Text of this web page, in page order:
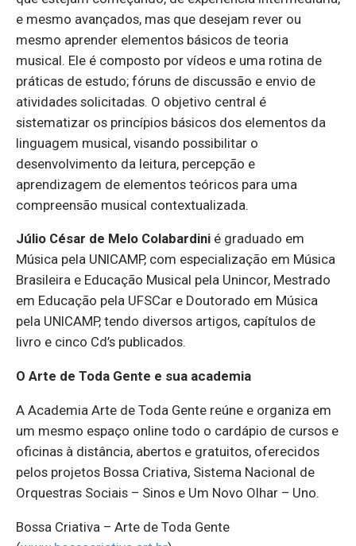
e mesmo avançados, mas que desejam rever ou
mesmo aprender elementos básicos de teoria
musical. Ele é composto por vídeos e uma rotina de
práticas de estudo; fóruns de discussão e envio de
atividades solicitadas. O objetivo central é
sistematizar os princípios básicos dos elementos da
linguagem musical, visando possibilitar o
desenvolvimento da leitura, percepção e
aprendizagem de elementos teóricos para uma
compreensão musical contextualizada.
Júlio César de Melo Colabardini é graduado em
Música pela UNICAMP, com especialização em Música
Brasileira e Educação Musical pela Unincor, Mestrado
em Educação pela UFSCar e Doutorado em Música
pela UNICAMP, tendo diversos artigos, capítulos de
livro e cinco Cd’s publicados.
O Arte de Toda Gente e sua academia
A Academia Arte de Toda Gente reúne e organiza em
um mesmo espaço online todo o cardápio de cursos e
oficinas à distância, abertos e gratuitos, oferecidos
pelos projetos Bossa Criativa, Sistema Nacional de
Orquestras Sociais – Sinos e Um Novo Olhar – Uno.
Bossa Criativa – Arte de Toda Gente